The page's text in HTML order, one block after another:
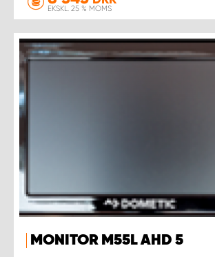
EKSKL. 25 % MOMS
MONITOR M55L AHD 5